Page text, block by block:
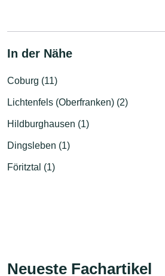
In der Nähe
Coburg (11)
Lichtenfels (Oberfranken) (2)
Hildburghausen (1)
Dingsleben (1)
Föritztal (1)
Neueste Fachartikel